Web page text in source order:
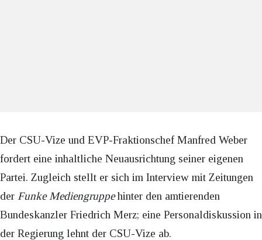
Der CSU-Vize und EVP-Fraktionschef Manfred Weber
fordert eine inhaltliche Neuausrichtung seiner eigenen
Partei. Zugleich stellt er sich im Interview mit Zeitungen
der Funke Mediengruppehinter den amtierenden
Bundeskanzler Friedrich Merz; eine Personaldiskussion in
der Regierung lehnt der CSU-Vize ab.